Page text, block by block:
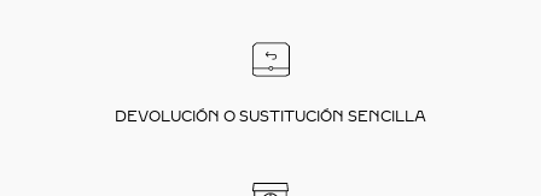
DEVOLUCIÓN O SUSTITUCIÓN SENCILLA